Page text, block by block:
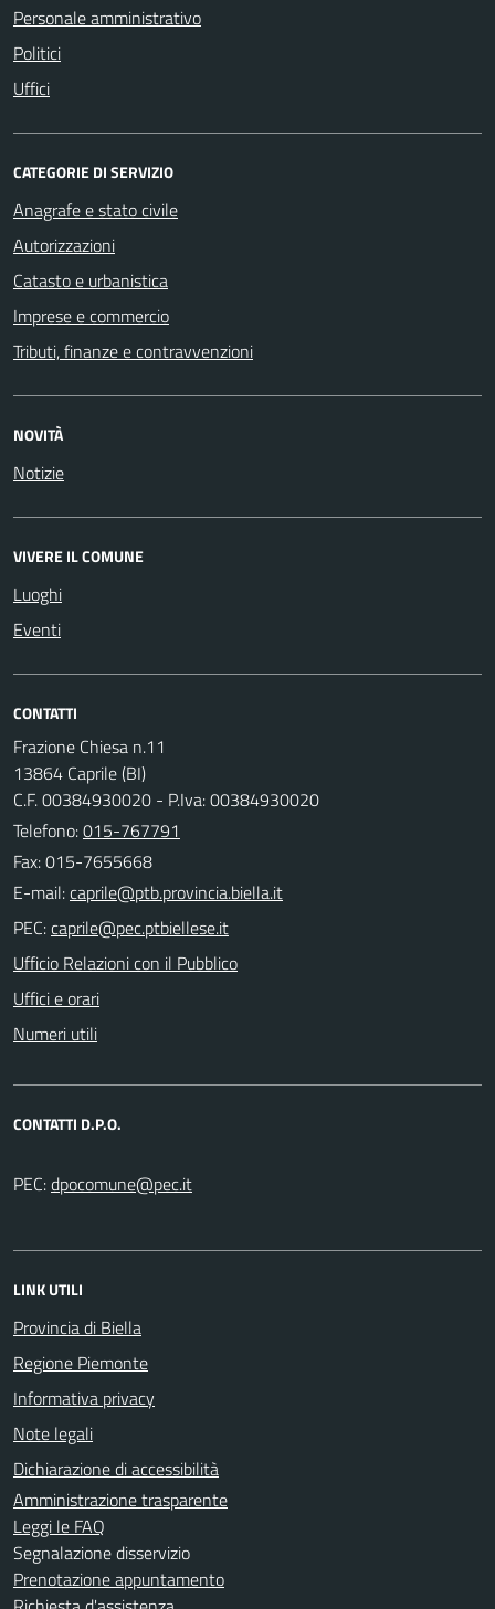
Personale amministrativo
Politici
Uffici
CATEGORIE DI SERVIZIO
Anagrafe e stato civile
Autorizzazioni
Catasto e urbanistica
Imprese e commercio
Tributi, finanze e contravvenzioni
NOVITÀ
Notizie
VIVERE IL COMUNE
Luoghi
Eventi
CONTATTI
Frazione Chiesa n.11
13864 Caprile (BI)
C.F. 00384930020 - P.Iva: 00384930020
Telefono:015-767791
Fax: 015-7655668
E-mail:
PEC:
Ufficio Relazioni con il Pubblico
Uffici e orari
Numeri utili
CONTATTI D.P.O.
PEC:
LINK UTILI
Provincia di Biella
Regione Piemonte
Informativa privacy
Note legali
Dichiarazione di accessibilità
Amministrazione trasparente
Leggi le FAQ
Segnalazione disservizio
Prenotazione appuntamento